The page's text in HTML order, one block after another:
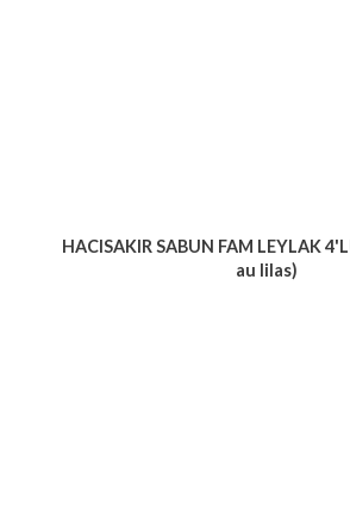
HACISAKIR SABUN FAM LEYLAK
au lilas)